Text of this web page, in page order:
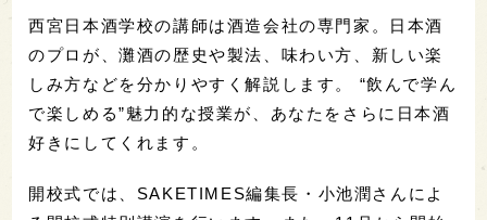
西宮日本酒学校の講師は酒造会社の専門家。日本酒
のプロが、灘酒の歴史や製法、味わい方、新しい楽
しみ方などを分かりやすく解説します。 “飲んで学ん
で楽しめる”魅力的な授業が、あなたをさらに日本酒
好きにしてくれます。
開校式では、SAKETIMES編集長・小池潤さんによ